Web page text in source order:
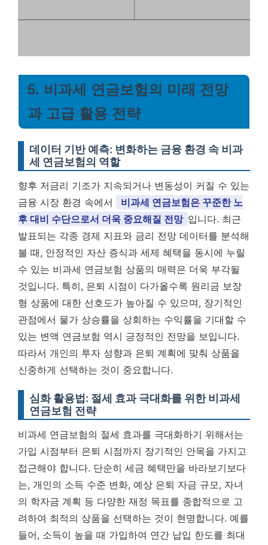
5. 비과세 연금보험의 미래 전망
과 고급 활용 전략
데이터 기반 예측: 변화하는 금융 환경 속 비과
세 연금보험의 역할
향후 저금리 기조가 지속되거나 변동성이 커질 수 있는
금융 시장 환경 속에서
비과세 연금보험은 꾸준한 노
후 대비 수단으로서 더욱 중요해질 전망 입니다. 최근
발표되는 각종 경제 지표와 금리 전망 데이터를 분석해
볼 때, 안정적인 자산 증식과 세제 혜택을 동시에 누릴
수 있는 비과세 연금보험 상품의 매력은 더욱 부각될
것입니다. 특히, 은퇴 시점이 다가올수록 원리금 보장
형 상품에 대한 선호도가 높아질 수 있으며, 장기적인
관점에서 물가 상승률을 상회하는 수익률을 기대할 수
있는 변액 연금보험 역시 긍정적인 전망을 보입니다.
따라서 개인의 투자 성향과 은퇴 계획에 맞춰 상품을
신중하게 선택하는 것이 중요합니다.
심화 활용법: 절세 효과 극대화를 위한 비과세
연금보험 전략
비과세 연금보험의 절세 효과를 극대화하기 위해서는
가입 시점부터 은퇴 시점까지 장기적인 안목을 가지고
접근해야 합니다. 단순히 세금 혜택만을 바라보기보다
는, 개인의 소득 수준 변화, 예상 은퇴 자금 규모, 자녀
의 학자금 계획 등 다양한 재정 목표를 종합적으로 고
려하여 최적의 상품을 선택하는 것이 현명합니다. 예를
들어, 소득이 높을 때 가입하여 연간 납입 한도를 최대